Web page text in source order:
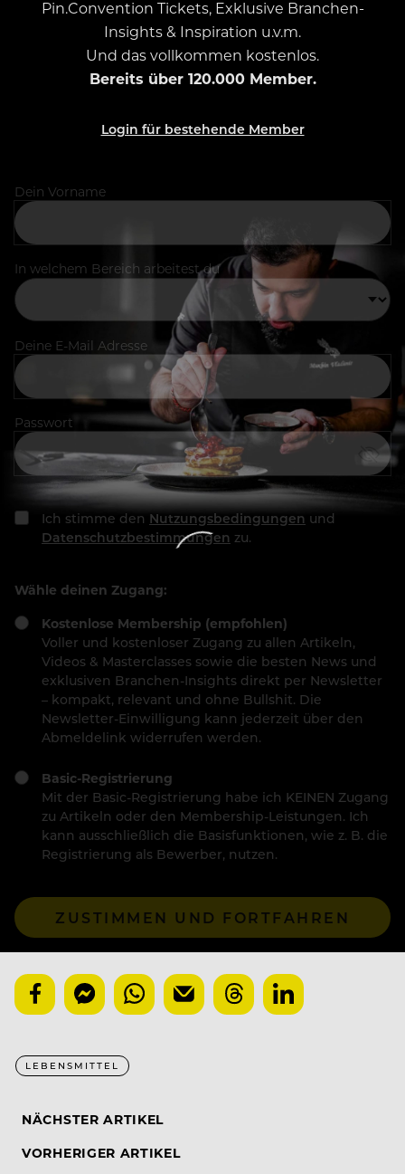
Pin.Convention Tickets, Exklusive Branchen-
Insights & Inspiration u.v.m.
Und das vollkommen kostenlos.
Bereits über 120.000 Member.
Login für bestehende Member
Dein Vorname
In welchem Bereich arbeitest du
Deine E-Mail Adresse
Passwort
Ich stimme den Nutzungsbedingungen und
Datenschutzbestimmungen zu.
Wähle deinen Zugang:
Kostenlose Membership (empfohlen)
Voller und kostenloser Zugang zu allen Artikeln,
Videos & Masterclasses sowie die besten News und
exklusiven Branchen-Insights direkt per Newsletter
– kompakt, relevant und ohne Bullshit. Die
Newsletter-Einwilligung kann jederzeit über den
Abmeldelink widerrufen werden.
Basic-Registrierung
Mit der Basic-Registrierung habe ich KEINEN Zugang
zu Artikeln oder den Membership-Leistungen. Ich
kann ausschließlich die Basisfunktionen, wie z. B. die
Registrierung als Bewerber, nutzen.
ZUSTIMMEN UND FORTFAHREN
LEBENSMITTEL
NÄCHSTER ARTIKEL
VORHERIGER ARTIKEL